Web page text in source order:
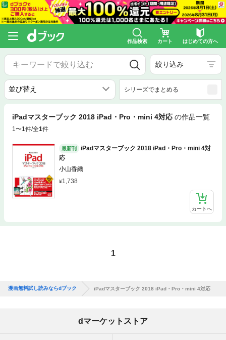
作品検索 カート はじめての方へ
絞り込み
シリーズでまとめる
iPadマスターブック 2018 iPad・Pro・mini 4対応 の作品一覧
1〜1件/全1件
最新刊
iPadマスターブック 2018 iPad・Pro・mini 4対
応
小山香織
1,738
カートへ
1
漫画無料試し読みならdブック iPadマスターブック 2018 iPad・Pro・mini 4対応
dマーケットストア